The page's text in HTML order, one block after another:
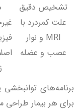
تشخیص دقیق
علت کمردرد با
MRI و نوار
عصب و عضله
برنامه‌های
برای هر بیمار